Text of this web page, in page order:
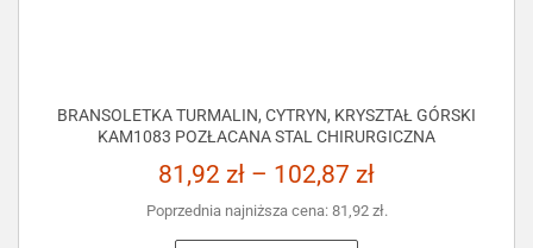
BRANSOLETKA TURMALIN, CYTRYN, KRYSZTAŁ GÓRSKI
KAM1083 POZŁACANA STAL CHIRURGICZNA
81,92 zł – 102,87 zł
Poprzednia najniższa cena: 81,92 zł.